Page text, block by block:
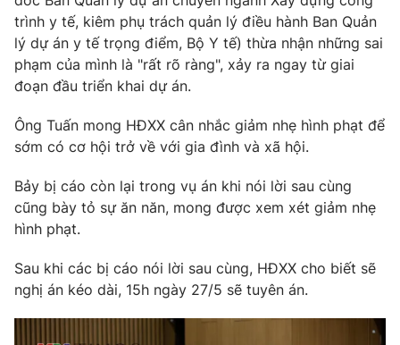
trình y tế, kiêm phụ trách quản lý điều hành Ban Quản
lý dự án y tế trọng điểm, Bộ Y tế) thừa nhận những sai
phạm của mình là "rất rõ ràng", xảy ra ngay từ giai
đoạn đầu triển khai dự án.
Ông Tuấn mong HĐXX cân nhắc giảm nhẹ hình phạt để
sớm có cơ hội trở về với gia đình và xã hội.
Bảy bị cáo còn lại trong vụ án khi nói lời sau cùng
cũng bày tỏ sự ăn năn, mong được xem xét giảm nhẹ
hình phạt.
Sau khi các bị cáo nói lời sau cùng, HĐXX cho biết sẽ
nghị án kéo dài, 15h ngày 27/5 sẽ tuyên án.